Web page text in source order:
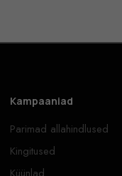
Kampaaniad
Parimad allahindlused
Kingitused